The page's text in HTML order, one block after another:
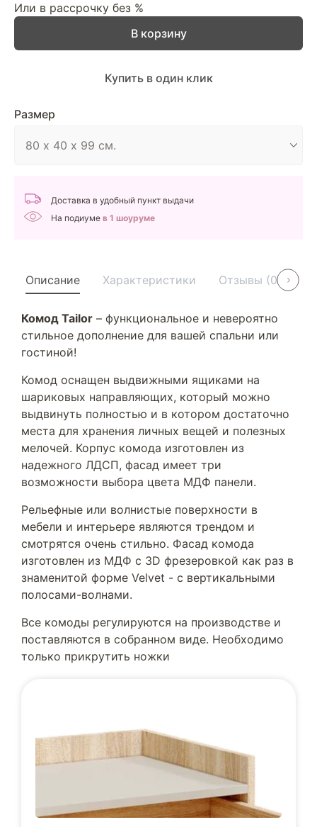
Или в рассрочку без %
Размер
В корзину
Купить в один клик
Доставка в удобный пункт выдачи
На подиуме в 1 шоуруме
Описание Характеристики Отзывы (0)
Комод Tailor – функциональное и невероятно
стильное дополнение для вашей спальни или
гостиной!
Комод оснащен выдвижными ящиками на
шариковых направляющих, который можно
выдвинуть полностью и в котором достаточно
места для хранения личных вещей и полезных
мелочей. Корпус комода изготовлен из
надежного ЛДСП, фасад имеет три
возможности выбора цвета МДФ панели.
Рельефные или волнистые поверхности в
мебели и интерьере являются трендом и
смотрятся очень стильно. Фасад комода
изготовлен из МДФ с 3D фрезеровкой как раз в
знаменитой форме Velvet - с вертикальными
полосами-волнами.
Все комоды регулируются на производстве и
поставляются в собранном виде. Необходимо
только прикрутить ножки